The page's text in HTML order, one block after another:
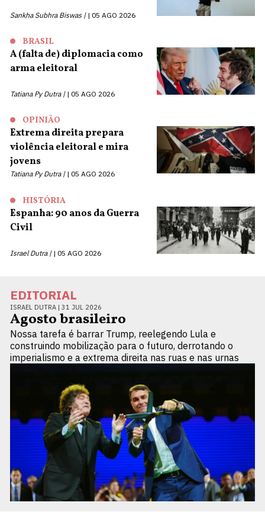
Sankha Subhra Biswas | 05 AGO 2026
BRASIL
A (falta de) diplomacia como
arma eleitoral
Tatiana Py Dutra | 05 AGO 2026
OPINIÃO
Extrema direita prepara
violência eleitoral e mira
jovens
Tatiana Py Dutra | 05 AGO 2026
HISTÓRIA
Espanha: 90 anos da Guerra
Civil
Israel Dutra | 05 AGO 2026
EDITORIAL
ISRAEL DUTRA | 31 JUL 2026
Agosto brasileiro
Nossa tarefa é barrar Trump, reelegendo Lula e
construindo mobilização para o futuro, derrotando o
imperialismo e a extrema direita nas ruas e nas urnas